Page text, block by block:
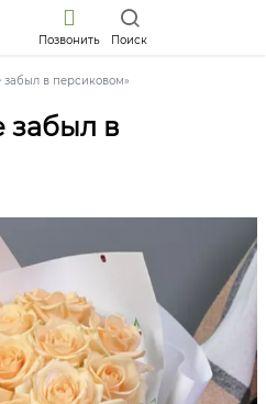
Позвонить Поиск
забыл в персиковом»
забыл в